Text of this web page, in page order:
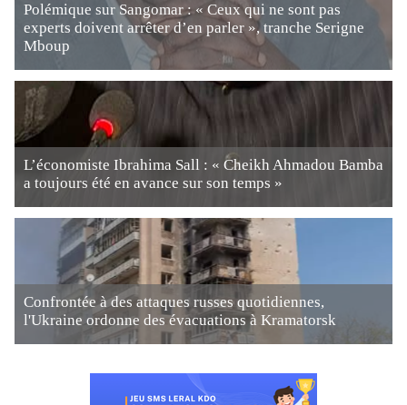
Polémique sur Sangomar : « Ceux qui ne sont pas
experts doivent arrêter d’en parler », tranche Serigne
Mboup
L’économiste Ibrahima Sall : « Cheikh Ahmadou Bamba
a toujours été en avance sur son temps »
Confrontée à des attaques russes quotidiennes,
l'Ukraine ordonne des évacuations à Kramatorsk